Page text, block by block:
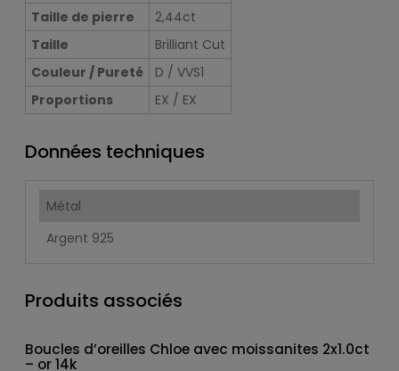
Taille de pierre
2,44ct
Taille
Brilliant Cut
Couleur / Pureté
D / VVS1
Proportions
EX / EX
Données techniques
Métal
Argent 925
Produits associés
Boucles d’oreilles Chloe avec moissanites 2x1.0ct
– or 14k